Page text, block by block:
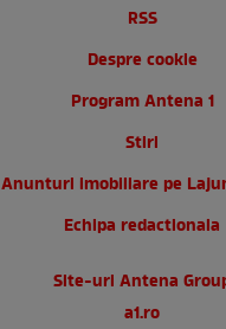
RSS
Despre cookie
Program Antena 1
Stiri
Anunturi imobiliare pe
Echipa redactionala
Site-uri Antena
a1.ro